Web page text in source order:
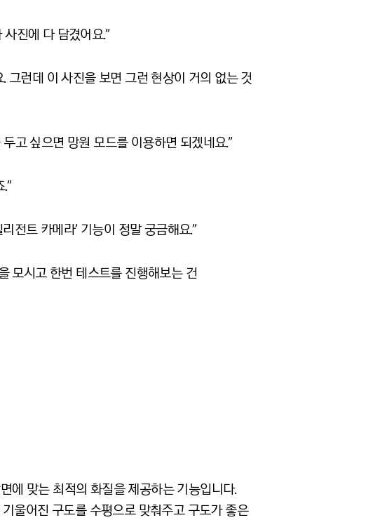
진에 다 담겼어요.”
그런데 이 사진을 보면 그런 현상이 거의 없는 것
고 싶으면 망원 모드를 이용하면 되겠네요.”
전트 카메라’ 기능이 정말 궁금해요.”
모시고 한번 테스트를 진행해보는 건
에 맞는 최적의 화질을 제공하는 기능입니다.
울어진 구도를 수평으로 맞춰주고 구도가 좋은